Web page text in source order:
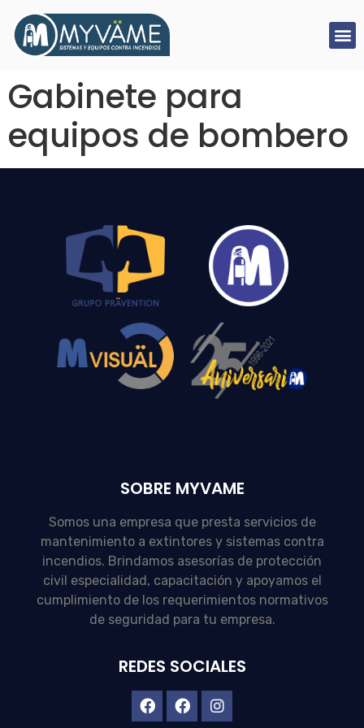
Gabinete para
equipos de bombero
SOBRE MYVAME
Somos una empresa que presta servicios de
mantenimiento a extintores y sistemas contra
incendios. Brindamos asesorías de protección
civil especialidad, capacitación y apoyamos el
cumplimiento de los requerimientos normativos
de seguridad para tu empresa.
REDES SOCIALES